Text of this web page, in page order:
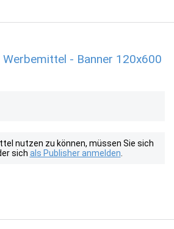
Werbemittel - Banner 120x600
nutzen zu können, müssen Sie sich
sich als Publisher anmelden